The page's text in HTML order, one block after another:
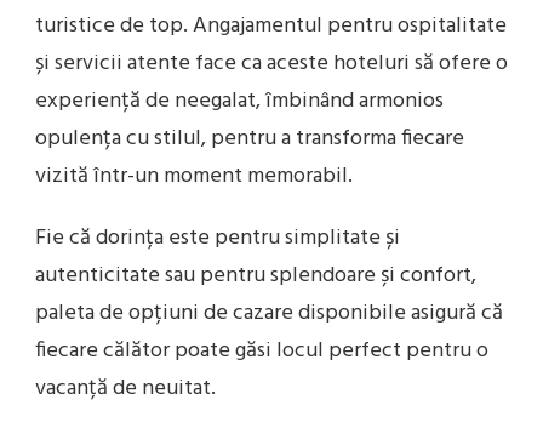
turistice de top. Angajamentul pentru ospitalitate
și servicii atente face ca aceste hoteluri să ofere o
experiență de neegalat, îmbinând armonios
opulența cu stilul, pentru a transforma fiecare
vizită într-un moment memorabil.
Fie că dorința este pentru simplitate și
autenticitate sau pentru splendoare și confort,
paleta de opțiuni de cazare disponibile asigură că
fiecare călător poate găsi locul perfect pentru o
vacanță de neuitat.